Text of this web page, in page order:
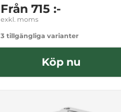
Från 715 :-
exkl. moms
3 tillgängliga varianter
Köp nu